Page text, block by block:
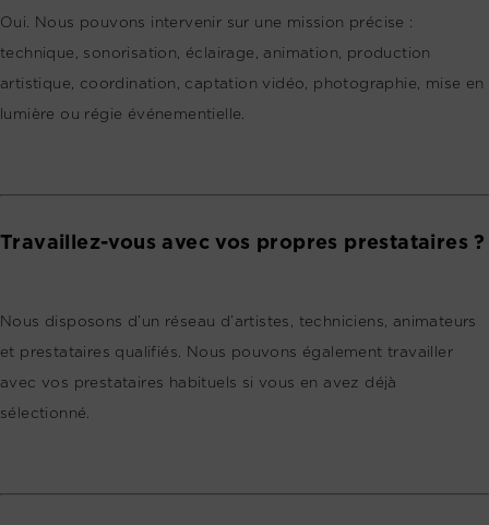
Oui. Nous pouvons intervenir sur une mission précise :
technique, sonorisation, éclairage, animation, production
artistique, coordination, captation vidéo, photographie, mise en
lumière ou régie événementielle.
Travaillez-vous avec vos propres prestataires ?
Nous disposons d’un réseau d’artistes, techniciens, animateurs
et prestataires qualifiés. Nous pouvons également travailler
avec vos prestataires habituels si vous en avez déjà
sélectionné.